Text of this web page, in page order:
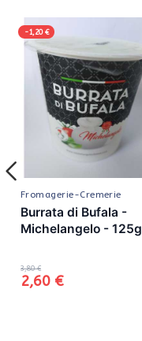
-1,20 €
Fromagerie-Cremerie
Burrata di Bufala -
Michelangelo - 125g
3,80 €
2,60 €